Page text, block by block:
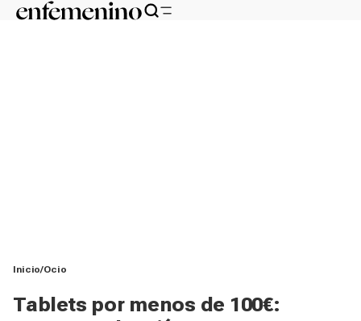
Inicio Ocio
Tablets por menos de 100€: